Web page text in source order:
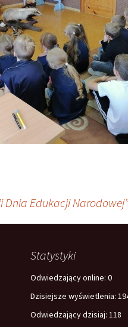
Dnia Edukacji Narodowej”
Statystyki
Odwiedzający online: 0
Dzisiejsze wyświetlenia:
Odwiedzający dzisiaj: 118